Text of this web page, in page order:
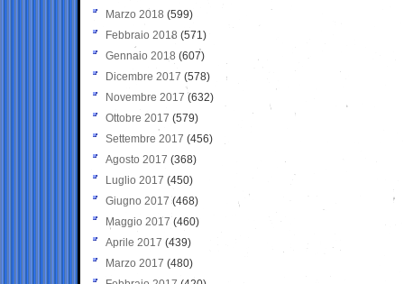
Marzo 2018 (599)
Febbraio 2018 (571)
Gennaio 2018 (607)
Dicembre 2017 (578)
Novembre 2017 (632)
Ottobre 2017 (579)
Settembre 2017 (456)
Agosto 2017 (368)
Luglio 2017 (450)
Giugno 2017 (468)
Maggio 2017 (460)
Aprile 2017 (439)
Marzo 2017 (480)